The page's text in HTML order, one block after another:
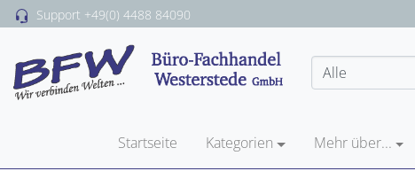
Support +49(0) 4488 84090
Startseite Kategorien Mehr über...